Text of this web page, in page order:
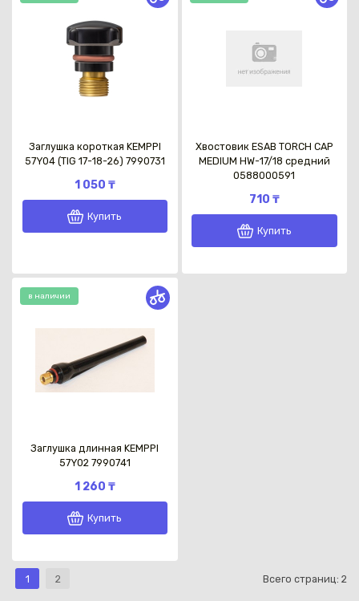
Заглушка короткая KEMPPI
57Y04 (TIG 17-18-26) 7990731
1 050 ₸
Купить
Хвостовик ESAB TORCH CAP
MEDIUM HW-17/18 средний
0588000591
710 ₸
Купить
в наличии
Заглушка длинная KEMPPI
57Y02 7990741
1 260 ₸
Купить
Всего страниц: 2
1 2